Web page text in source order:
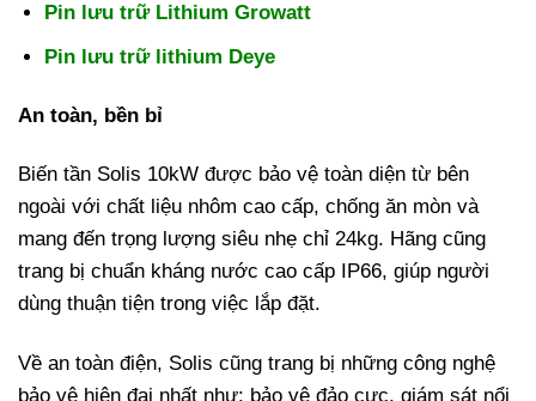
Pin lưu trữ Lithium Growatt
Pin lưu trữ lithium Deye
An toàn, bền bỉ
Biến tần Solis 10kW được bảo vệ toàn diện từ bên
ngoài với chất liệu nhôm cao cấp, chống ăn mòn và
mang đến trọng lượng siêu nhẹ chỉ 24kg. Hãng cũng
trang bị chuẩn kháng nước cao cấp IP66, giúp người
dùng thuận tiện trong việc lắp đặt.
Về an toàn điện, Solis cũng trang bị những công nghệ
bảo vệ hiện đại nhất như: bảo vệ đảo cực, giám sát nổi